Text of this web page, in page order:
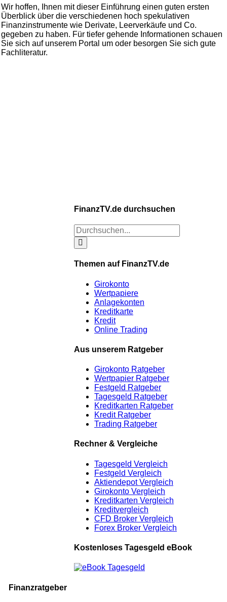
Wir hoffen, Ihnen mit dieser Einführung einen guten ersten
Überblick über die verschiedenen hoch spekulativen
Finanzinstrumente wie Derivate, Leerverkäufe und Co.
gegeben zu haben. Für tiefer gehende Informationen schauen
Sie sich auf unserem Portal um oder besorgen Sie sich gute
Fachliteratur.
FinanzTV.de durchsuchen
Themen auf FinanzTV.de
Girokonto
Wertpapiere
Anlagekonten
Kreditkarte
Kredit
Online Trading
Aus unserem Ratgeber
Girokonto Ratgeber
Wertpapier Ratgeber
Festgeld Ratgeber
Tagesgeld Ratgeber
Kreditkarten Ratgeber
Kredit Ratgeber
Trading Ratgeber
Rechner & Vergleiche
Tagesgeld Vergleich
Festgeld Vergleich
Aktiendepot Vergleich
Girokonto Vergleich
Kreditkarten Vergleich
Kreditvergleich
CFD Broker Vergleich
Forex Broker Vergleich
Kostenloses Tagesgeld eBook
Finanzratgeber